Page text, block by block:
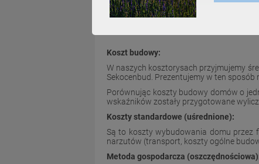
Koszt budowy:
W naszych kosztorysach przyjmujemy
Sekocenbud. Prezentujemy w ten sposób
Porównując koszty budowy domów o
wskaźników zostały przygotowane
Koszty standardowe (uśrednione):
Są to koszty wybudowania domu przez
narzutów (transport, koszty ogólne
Metoda gospodarcza